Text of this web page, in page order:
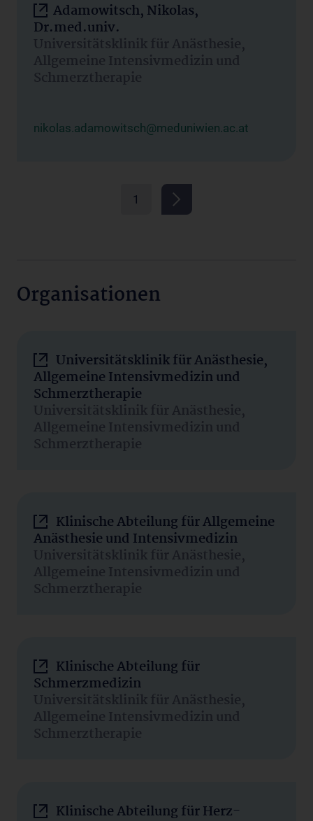
Adamowitsch, Nikolas,
Dr.med.univ.
Universitätsklinik für Anästhesie,
Allgemeine Intensivmedizin und
Schmerztherapie
nikolas.adamowitsch@meduniwien.ac.at
1
Organisationen
Universitätsklinik für Anästhesie,
Allgemeine Intensivmedizin und
Schmerztherapie
Universitätsklinik für Anästhesie,
Allgemeine Intensivmedizin und
Schmerztherapie
Klinische Abteilung für Allgemeine
Anästhesie und Intensivmedizin
Universitätsklinik für Anästhesie,
Allgemeine Intensivmedizin und
Schmerztherapie
Klinische Abteilung für
Schmerzmedizin
Universitätsklinik für Anästhesie,
Allgemeine Intensivmedizin und
Schmerztherapie
Klinische Abteilung für Herz-